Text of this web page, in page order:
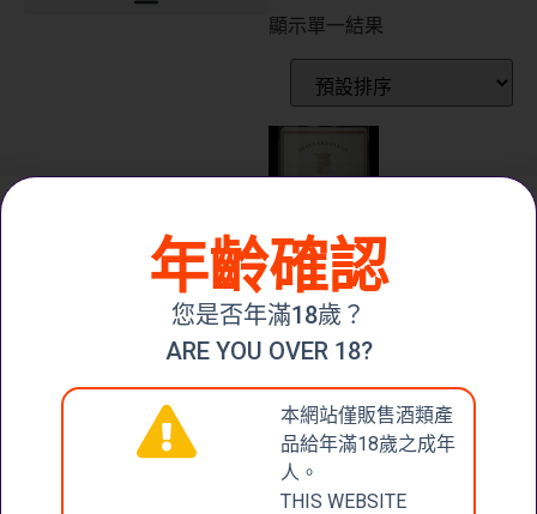
顯示單一結果
CHÂTEAU
TALBOT
SAINT-
JULIEN
(GRAND CRU
查看內容
年齡確認
您是否年滿18歲？
ARE YOU OVER 18?
本網站僅販售酒類產
品給年滿18歲之成年
人。
THIS WEBSITE